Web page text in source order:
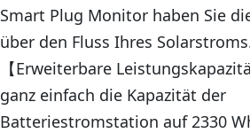
Smart Plug Monitor haben Sie
über den Fluss Ihres
【Erweiterbare
ganz einfach die Kapazität der
Batteriestromstation auf 2330